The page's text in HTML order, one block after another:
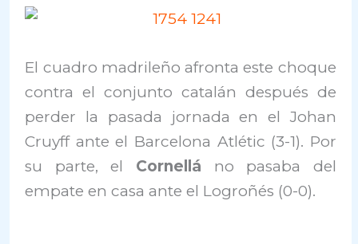
El cuadro madrileño afronta este choque
contra el conjunto catalán después de
perder la pasada jornada en el Johan
Cruyff ante el Barcelona Atlétic (3-1). Por
su parte, el Cornellá no pasaba del
empate en casa ante el Logroñés (0-0).